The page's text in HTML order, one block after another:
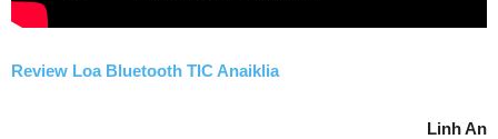
Review Loa Bluetooth TIC Anaiklia
Linh An